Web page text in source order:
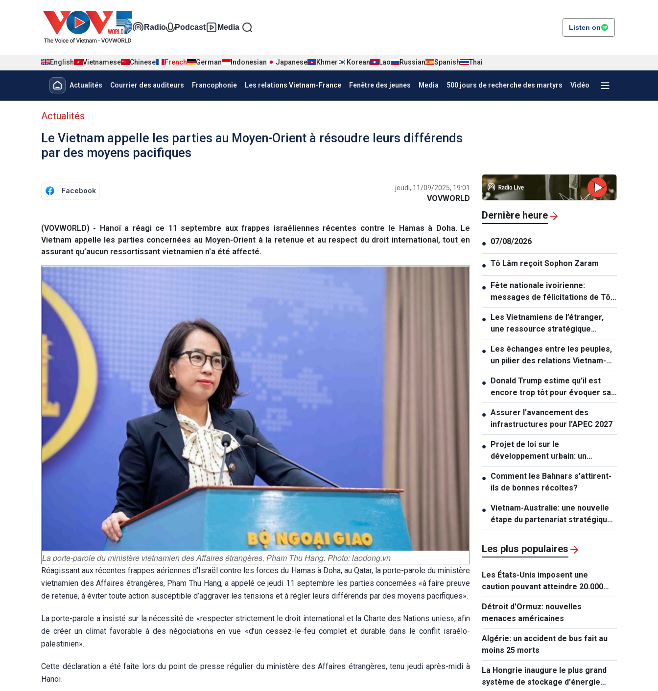
Đa phương tiện tiếng Pháp
Radio Podcast Media Listen on
English Vietnamese Chinese French German Indonesian Japanese Khmer Korean Lao Russian Spanish Thai
Menu trang chủ tiếng Pháp
Actualités Courrier des auditeurs Francophonie Les relations Vietnam-France Fenêtre des jeunes Media 500 jours de recherche des martyrs Vidéo
menu phụ tiếng Pháp
Actualités
Le Vietnam appelle les parties au Moyen-Orient à résoudre leurs différends
par des moyens pacifiques
Facebook jeudi, 11/09/2025, 19:01
VOVWORLD
(VOVWORLD) - Hanoï a réagi ce 11 septembre aux frappes israéliennes récentes contre le Hamas à Doha. Le
Vietnam appelle les parties concernées au Moyen-Orient à la retenue et au respect du droit international, tout en
assurant qu’aucun ressortissant vietnamien n’a été affecté.
La porte-parole du ministère vietnamien des Affaires étrangères, Pham Thu Hang. Photo: laodong.vn
Réagissant aux récentes frappes aériennes d’Israël contre les forces du Hamas à Doha, au Qatar, la porte-parole du ministère
vietnamien des Affaires étrangères, Pham Thu Hang, a appelé ce jeudi 11 septembre les parties concernées «à faire preuve
de retenue, à éviter toute action susceptible d’aggraver les tensions et à régler leurs différends par des moyens pacifiques».
La porte-parole a insisté sur la nécessité de «respecter strictement le droit international et la Charte des Nations unies», afin
de créer un climat favorable à des négociations en vue «d’un cessez-le-feu complet et durable dans le conflit israélo-
palestinien».
Cette déclaration a été faite lors du point de presse régulier du ministère des Affaires étrangères, tenu jeudi après-midi à
Hanoï.
Dernière heure
● 07/08/2026
● Tô Lâm reçoit Sophon Zaram
● Fête nationale ivoirienne:
messages de félicitations de Tô
Lâm et de Lê Hoài Trung
● Les Vietnamiens de l’étranger,
une ressource stratégique
majeure contribuant au
renforcement de la puissance
nationale
● Les échanges entre les peuples,
un pilier des relations Vietnam-
Australie
● Donald Trump estime qu’il est
encore trop tôt pour évoquer sa
succession politique
● Assurer l’avancement des
infrastructures pour l’APEC 2027
● Projet de loi sur le
développement urbain: un
mécanisme exceptionnel pour Hô
Chi Minh-ville
● Comment les Bahnars s’attirent-
ils de bonnes récoltes?
● Vietnam-Australie: une nouvelle
étape du partenariat stratégique
global
Les plus populaires
Les États-Unis imposent une
caution pouvant atteindre 20.000
dollars pour les demandes de visa
de ressortissants de 50 pays
Détroit d'Ormuz: nouvelles
menaces américaines
Algérie: un accident de bus fait au
moins 25 morts
La Hongrie inaugure le plus grand
système de stockage d'énergie